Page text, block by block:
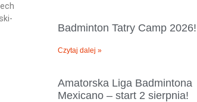
Badminton Tatry Camp 2026!
Czytaj dalej »
Amatorska Liga Badmintona
Mexicano – start 2 sierpnia!